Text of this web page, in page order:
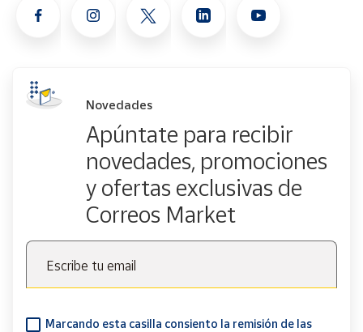
Novedades
Apúntate para recibir
novedades, promociones
y ofertas exclusivas de
Correos Market
Escribe tu email
Marcando esta casilla consiento la remisión de las